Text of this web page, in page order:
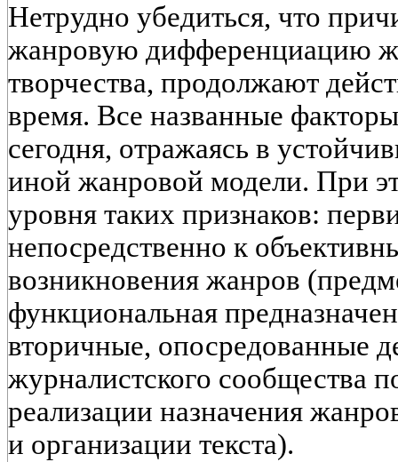
Нетрудно убедиться, что
жанровую дифференциацию
творчества, продолжают
время. Все названные
сегодня, отражаясь в
иной жанровой модели. При
уровня таких признаков:
непосредственно к
возникновения жанров
функциональная
вторичные, опосредованные
журналистского сообщества
реализации назначения
и организации текста).